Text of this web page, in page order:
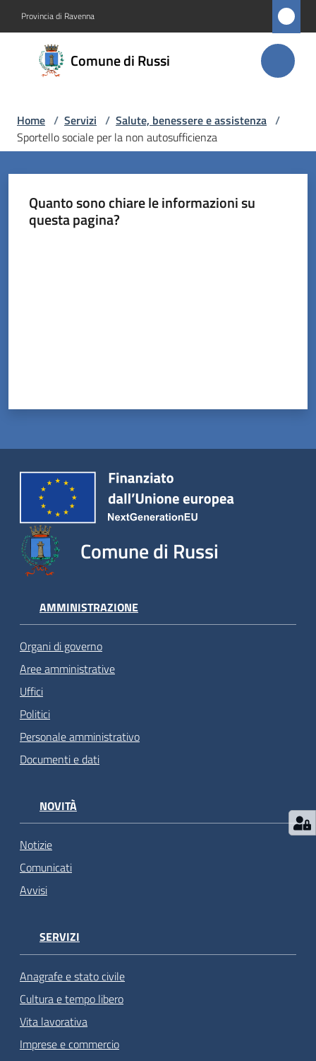
Provincia di Ravenna
Comune di Russi
Comune
di Russi
Amministrazione
Servizi
Menu selezionato
Segnalazioni
Tutti
argomenti
Seguici
su
Home / Servizi / Salute, benessere e assistenza /
Sportello sociale per la non autosufficienza
Quanto sono chiare le informazioni su
questa pagina?
Comune di Russi
AMMINISTRAZIONE
Organi di governo
Aree amministrative
Uffici
Politici
Personale amministrativo
Documenti e dati
NOVITÀ
Notizie
Comunicati
Avvisi
SERVIZI
Anagrafe e stato civile
Cultura e tempo libero
Vita lavorativa
Imprese e commercio